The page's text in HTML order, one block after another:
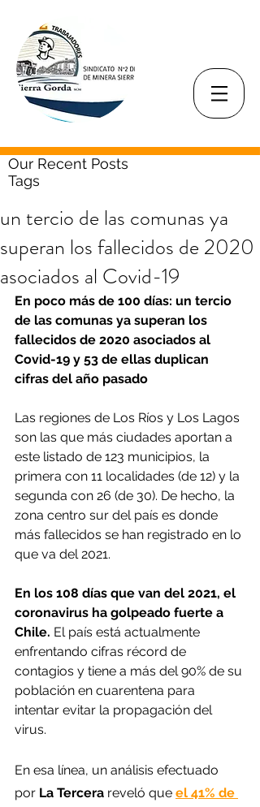
Our Recent Posts
Tags
un tercio de las comunas ya
superan los fallecidos de 2020
asociados al Covid-19
En poco más de 100 días: un tercio
de las comunas ya superan los
fallecidos de 2020 asociados al
Covid-19 y 53 de ellas duplican
cifras del año pasado
Las regiones de Los Ríos y Los Lagos
son las que más ciudades aportan a
este listado de 123 municipios, la
primera con 11 localidades (de 12) y la
segunda con 26 (de 30). De hecho, la
zona centro sur del país es donde
más fallecidos se han registrado en lo
que va del 2021.
En los 108 días que van del 2021, el
coronavirus ha golpeado fuerte a
Chile. El país está actualmente
enfrentando cifras récord de
contagios y tiene a más del 90% de su
población en cuarentena para
intentar evitar la propagación del
virus.
En esa línea, un análisis efectuado
por La Tercera reveló que el 41% de